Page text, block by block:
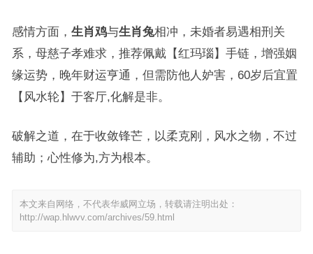
感情方面， 生肖鸡与生肖兔相冲，未婚者易遇相刑关
系，母慈子孝难求，推荐佩戴【红玛瑙】手链，增强姻
缘运势，晚年财运亨通，但需防他人妒害，60岁后宜置
【风水轮】于客厅,化解是非。
破解之道，在于收敛锋芒，以柔克刚，风水之物，不过
辅助；心性修为,方为根本。
本文来自网络，不代表华威网立场，转载请注明出处：
http://wap.hlwvv.com/archives/59.html